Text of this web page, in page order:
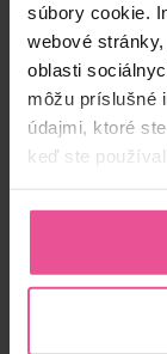
súbory cookie.
webové
oblasti
môžu príslušné
údajmi, ktoré
keď ste
-
Produktový kód:
EAN:
Výrobca:
LIPOELASTIC
Opis